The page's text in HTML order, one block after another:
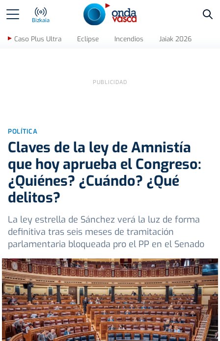
Bizkaia
Caso Plus Ultra Eclipse Incendios Jaiak 2026
POLÍTICA
Claves de la ley de Amnistía
que hoy aprueba el Congreso:
¿Quiénes? ¿Cuándo? ¿Qué
delitos?
La ley estrella de Sánchez verá la luz de forma
definitiva tras seis meses de tramitación
parlamentaria bloqueada pro el PP en el Senado